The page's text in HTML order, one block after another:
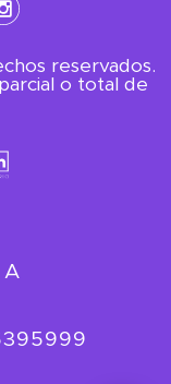
reservados.
o total de